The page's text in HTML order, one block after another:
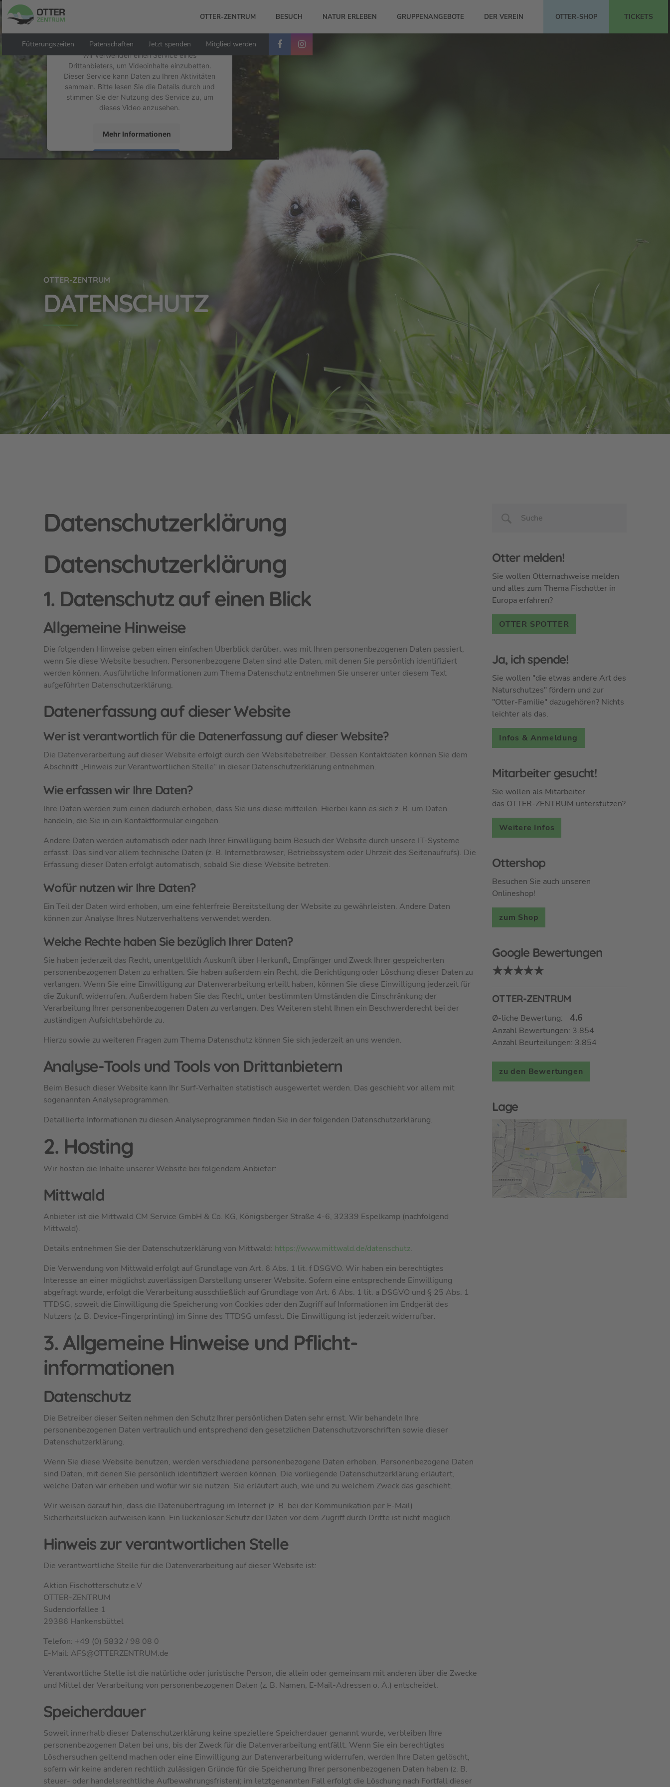
Zum
Hauptinhalt
OTTER-ZENTRUM BESUCH NATUR ERLEBEN GRUPPENANGEBOTE DER VEREIN OTTER-SHOP TICKETS
Fütterungszeiten Patenschaften Jetzt spenden Mitglied werden
Wir verwenden einen Service eines
Drittanbieters, um Videoinhalte einzubetten.
Dieser Service kann Daten zu Ihren Aktivitäten
sammeln. Bitte lesen Sie die Details durch und
stimmen Sie der Nutzung des Service zu, um
dieses Video anzusehen.
Mehr Informationen
Akzeptieren
OTTER-ZENTRUM
DATENSCHUTZ
Datenschutzerklärung
Datenschutz­erklärung
1. Datenschutz auf einen Blick
Allgemeine Hinweise
Die folgenden Hinweise geben einen einfachen Überblick darüber, was mit Ihren personenbezogenen Daten passiert,
wenn Sie diese Website besuchen. Personenbezogene Daten sind alle Daten, mit denen Sie persönlich identifiziert
werden können. Ausführliche Informationen zum Thema Datenschutz entnehmen Sie unserer unter diesem Text
aufgeführten Datenschutzerklärung.
Datenerfassung auf dieser Website
Wer ist verantwortlich für die Datenerfassung auf dieser Website?
Die Datenverarbeitung auf dieser Website erfolgt durch den Websitebetreiber. Dessen Kontaktdaten können Sie dem
Abschnitt „Hinweis zur Verantwortlichen Stelle“ in dieser Datenschutzerklärung entnehmen.
Wie erfassen wir Ihre Daten?
Ihre Daten werden zum einen dadurch erhoben, dass Sie uns diese mitteilen. Hierbei kann es sich z. B. um Daten
handeln, die Sie in ein Kontaktformular eingeben.
Andere Daten werden automatisch oder nach Ihrer Einwilligung beim Besuch der Website durch unsere IT-Systeme
erfasst. Das sind vor allem technische Daten (z. B. Internetbrowser, Betriebssystem oder Uhrzeit des Seitenaufrufs). Die
Erfassung dieser Daten erfolgt automatisch, sobald Sie diese Website betreten.
Wofür nutzen wir Ihre Daten?
Ein Teil der Daten wird erhoben, um eine fehlerfreie Bereitstellung der Website zu gewährleisten. Andere Daten
können zur Analyse Ihres Nutzerverhaltens verwendet werden.
Welche Rechte haben Sie bezüglich Ihrer Daten?
Sie haben jederzeit das Recht, unentgeltlich Auskunft über Herkunft, Empfänger und Zweck Ihrer gespeicherten
personenbezogenen Daten zu erhalten. Sie haben außerdem ein Recht, die Berichtigung oder Löschung dieser Daten zu
verlangen. Wenn Sie eine Einwilligung zur Datenverarbeitung erteilt haben, können Sie diese Einwilligung jederzeit für
die Zukunft widerrufen. Außerdem haben Sie das Recht, unter bestimmten Umständen die Einschränkung der
Verarbeitung Ihrer personenbezogenen Daten zu verlangen. Des Weiteren steht Ihnen ein Beschwerderecht bei der
zuständigen Aufsichtsbehörde zu.
Hierzu sowie zu weiteren Fragen zum Thema Datenschutz können Sie sich jederzeit an uns wenden.
Analyse-Tools und Tools von Dritt­anbietern
Beim Besuch dieser Website kann Ihr Surf-Verhalten statistisch ausgewertet werden. Das geschieht vor allem mit
sogenannten Analyseprogrammen.
Detaillierte Informationen zu diesen Analyseprogrammen finden Sie in der folgenden Datenschutzerklärung.
2. Hosting
Wir hosten die Inhalte unserer Website bei folgendem Anbieter:
Mittwald
Anbieter ist die Mittwald CM Service GmbH & Co. KG, Königsberger Straße 4-6, 32339 Espelkamp (nachfolgend
Mittwald).
Details entnehmen Sie der Datenschutzerklärung von Mittwald: https://www.mittwald.de/datenschutz.
Die Verwendung von Mittwald erfolgt auf Grundlage von Art. 6 Abs. 1 lit. f DSGVO. Wir haben ein berechtigtes
Interesse an einer möglichst zuverlässigen Darstellung unserer Website. Sofern eine entsprechende Einwilligung
abgefragt wurde, erfolgt die Verarbeitung ausschließlich auf Grundlage von Art. 6 Abs. 1 lit. a DSGVO und § 25 Abs. 1
TTDSG, soweit die Einwilligung die Speicherung von Cookies oder den Zugriff auf Informationen im Endgerät des
Nutzers (z. B. Device-Fingerprinting) im Sinne des TTDSG umfasst. Die Einwilligung ist jederzeit widerrufbar.
3. Allgemeine Hinweise und Pflicht­
informationen
Datenschutz
Die Betreiber dieser Seiten nehmen den Schutz Ihrer persönlichen Daten sehr ernst. Wir behandeln Ihre
personenbezogenen Daten vertraulich und entsprechend den gesetzlichen Datenschutzvorschriften sowie dieser
Datenschutzerklärung.
Wenn Sie diese Website benutzen, werden verschiedene personenbezogene Daten erhoben. Personenbezogene Daten
sind Daten, mit denen Sie persönlich identifiziert werden können. Die vorliegende Datenschutzerklärung erläutert,
welche Daten wir erheben und wofür wir sie nutzen. Sie erläutert auch, wie und zu welchem Zweck das geschieht.
Wir weisen darauf hin, dass die Datenübertragung im Internet (z. B. bei der Kommunikation per E-Mail)
Sicherheitslücken aufweisen kann. Ein lückenloser Schutz der Daten vor dem Zugriff durch Dritte ist nicht möglich.
Hinweis zur verantwortlichen Stelle
Die verantwortliche Stelle für die Datenverarbeitung auf dieser Website ist:
Aktion Fischotterschutz e.V
OTTER-ZENTRUM
Sudendorfallee 1
29386 Hankensbüttel
Telefon: +49 (0) 5832 / 98 08 0
E-Mail: AFS@OTTERZENTRUM.de
Verantwortliche Stelle ist die natürliche oder juristische Person, die allein oder gemeinsam mit anderen über die Zwecke
und Mittel der Verarbeitung von personenbezogenen Daten (z. B. Namen, E-Mail-Adressen o. Ä.) entscheidet.
Speicherdauer
Soweit innerhalb dieser Datenschutzerklärung keine speziellere Speicherdauer genannt wurde, verbleiben Ihre
personenbezogenen Daten bei uns, bis der Zweck für die Datenverarbeitung entfällt. Wenn Sie ein berechtigtes
Löschersuchen geltend machen oder eine Einwilligung zur Datenverarbeitung widerrufen, werden Ihre Daten gelöscht,
sofern wir keine anderen rechtlich zulässigen Gründe für die Speicherung Ihrer personenbezogenen Daten haben (z. B.
steuer- oder handelsrechtliche Aufbewahrungsfristen); im letztgenannten Fall erfolgt die Löschung nach Fortfall dieser
Otter melden!
Sie wollen Otternachweise melden
und alles zum Thema Fischotter in
Europa erfahren?
OTTER SPOTTER
Ja, ich spende!
Sie wollen "die etwas andere Art des
Naturschutzes" fördern und zur
"Otter-Familie" dazugehören? Nichts
leichter als das.
Infos & Anmeldung
Mitarbeiter gesucht!
Sie wollen als Mitarbeiter
das OTTER-ZENTRUM unterstützen?
Weitere Infos
Ottershop
Besuchen Sie auch unseren
Onlineshop!
zum Shop
Google Bewertungen
★★★★★
OTTER-ZENTRUM
Ø-liche Bewertung: 4.6
Anzahl Bewertungen: 3.854
Anzahl Beurteilungen: 3.854
zu den Bewertungen
Lage